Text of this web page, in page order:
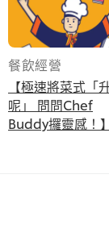
餐飲經營
【極速將菜式「
呢」 問問Chef
Buddy攞靈感！】